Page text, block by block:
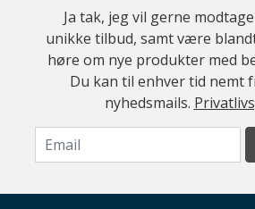
Ja tak, jeg vil gerne
unikke tilbud, samt være
høre om nye produkter med
Du kan til enhver tid nemt
nyhedsmails.